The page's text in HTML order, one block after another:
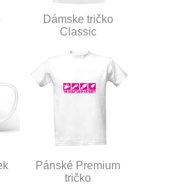
Dámske tričko
Classic
Pánské Premium
tričko